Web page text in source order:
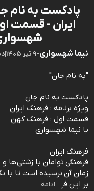
پادکست به نام
ایران - قسمت
نیما شهسواری-۹ تیر ۱۴۰۵ |
3
"به نام جان"
پادکست به نام جان
ویژه برنامه : فرهنگ ایران
قسمت اول : فرهنگ کهن
با نیما شهسواری
فرهنگ ایران
فرهنگی توامان با زشتی‌ها و
زمان آن نرسیده است تا با
بر این فر
ادامه...